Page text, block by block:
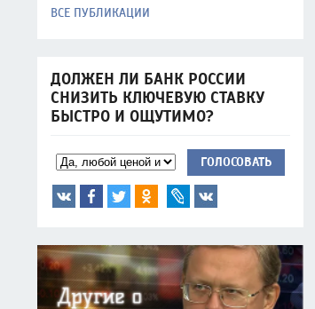
ВСЕ ПУБЛИКАЦИИ
ДОЛЖЕН ЛИ БАНК РОССИИ
СНИЗИТЬ КЛЮЧЕВУЮ СТАВКУ
БЫСТРО И ОЩУТИМО?
ГОЛОСОВАТЬ